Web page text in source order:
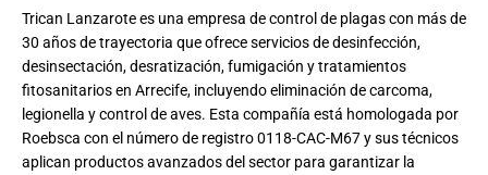
Trican Lanzarote es una empresa de control de plagas con más de
30 años de trayectoria que ofrece servicios de desinfección,
desinsectación, desratización, fumigación y tratamientos
fitosanitarios en Arrecife, incluyendo eliminación de carcoma,
legionella y control de aves. Esta compañía está homologada por
Roebsca con el número de registro 0118-CAC-M67 y sus técnicos
aplican productos avanzados del sector para garantizar la